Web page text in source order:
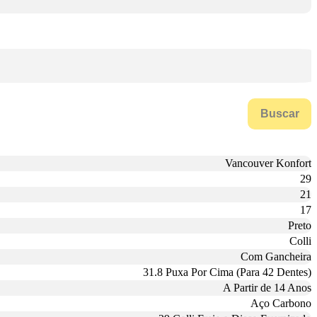
Buscar
Vancouver Konfort
29
21
17
Preto
Colli
Com Gancheira
31.8 Puxa Por Cima (Para 42 Dentes)
A Partir de 14 Anos
Aço Carbono